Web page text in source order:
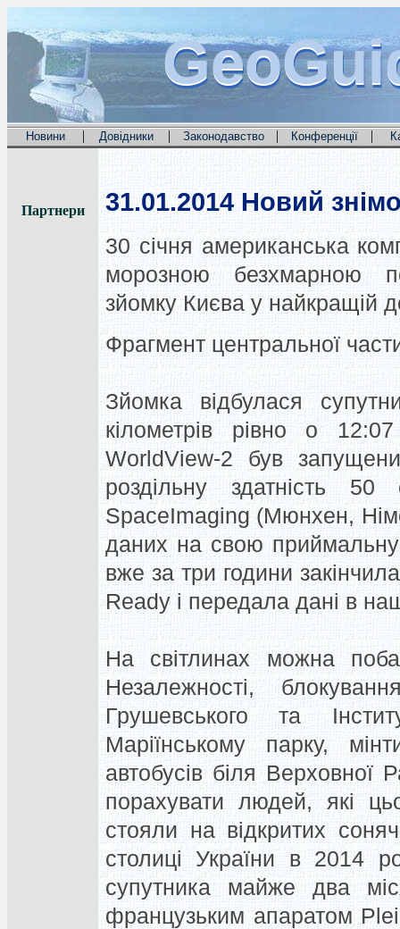
Новини | Довідники | Законодавство | Конференції |
Партнери 31.01.2014 Новий
30 січня американська
морозною безхмарною
зйомку Києва у найкращій
Фрагмент центральної
Зйомка відбулася
кілометрів рівно о
WorldView-2 був
роздільну здатність 50
SpaceImaging (Мюнхен,
даних на свою
вже за три години
Ready і передала дані в
На світлинах можна
Незалежності,
Грушевського та
Маріїнському парку,
автобусів біля
порахувати людей, які
стояли на відкритих
столиці України в 2014
супутника майже два
французьким апаратом